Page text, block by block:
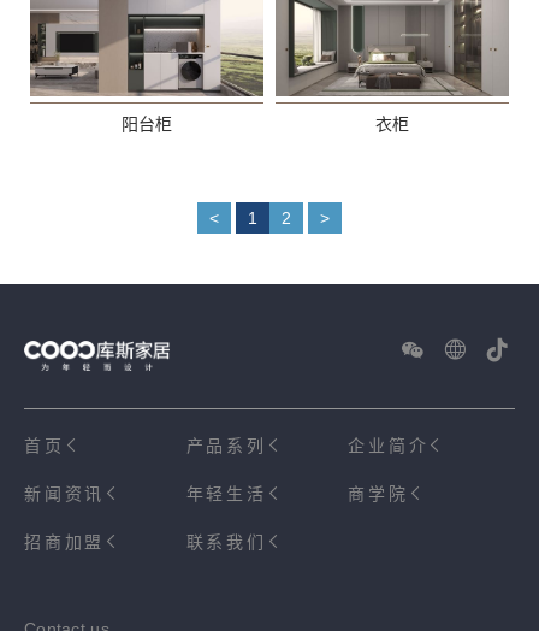
阳台柜 衣柜
< 1 2 >
首页 产品系列 企业简介
新闻资讯 年轻生活 商学院
招商加盟 联系我们